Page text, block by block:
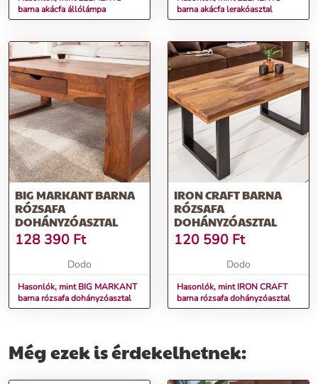
barna akácfa állólámpa
barna akácfa lerakóasztal
BIG MARKANT BARNA
RÓZSAFA
DOHÁNYZÓASZTAL
128 390 Ft
Dodo
Hasonlók, mint BIG MARKANT
barna rózsafa dohányzóasztal
IRON CRAFT BARNA
RÓZSAFA
DOHÁNYZÓASZTAL
120 590 Ft
Dodo
Hasonlók, mint IRON CRAFT
barna rózsafa dohányzóasztal
Még ezek is érdekelhetnek: